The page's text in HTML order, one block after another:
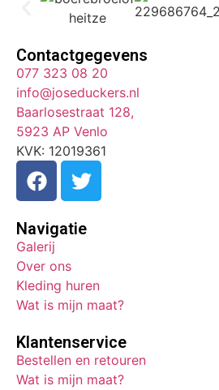
Contactgegevens
077 323 08 20
info@joseduckers.nl
Baarlosestraat 128,
5923 AP Venlo
KVK: 12019361
Navigatie
Galerij
Over ons
Kleding huren
Wat is mijn maat?
Klantenservice
Bestellen en retouren
Wat is mijn maat?